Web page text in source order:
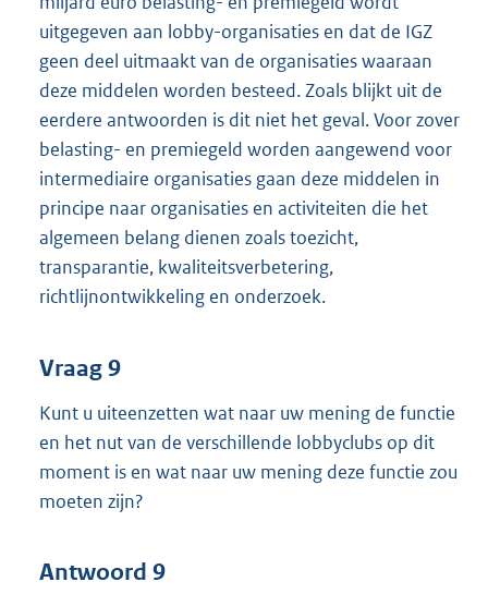
uitgegeven aan lobby-organisaties en dat de IGZ
geen deel uitmaakt van de organisaties waaraan
deze middelen worden besteed. Zoals blijkt uit de
eerdere antwoorden is dit niet het geval. Voor zover
belasting- en premiegeld worden aangewend voor
intermediaire organisaties gaan deze middelen in
principe naar organisaties en activiteiten die het
algemeen belang dienen zoals toezicht,
transparantie, kwaliteitsverbetering,
richtlijnontwikkeling en onderzoek.
Vraag 9
Kunt u uiteenzetten wat naar uw mening de functie
en het nut van de verschillende lobbyclubs op dit
moment is en wat naar uw mening deze functie zou
moeten zijn?
Antwoord 9